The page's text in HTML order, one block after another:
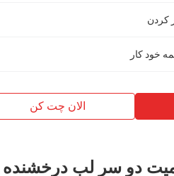
كردن
خود کار
الان چت کن
دو سر لب درخشنده